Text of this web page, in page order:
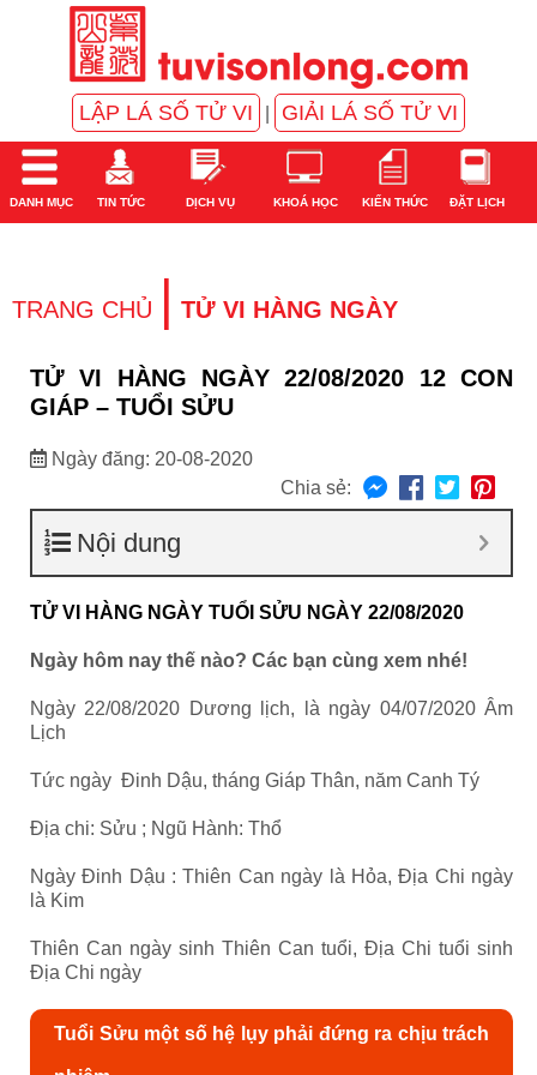
LẬP LÁ SỐ TỬ VI GIẢI LÁ SỐ TỬ VI
DANH MỤC TIN TỨC DỊCH VỤ KHOÁ HỌC KIẾN THỨC ĐẶT LỊCH
TRANG CHỦ | TỬ VI HÀNG NGÀY
TỬ VI HÀNG NGÀY 22/08/2020 12 CON
GIÁP – TUỔI SỬU
Ngày đăng: 20-08-2020
Chia sẻ:
Nội dung
TỬ VI HÀNG NGÀY TUỔI SỬU NGÀY 22/08/2020
Ngày hôm nay thế nào? Các bạn cùng xem nhé!
Ngày 22/08/2020 Dương lịch, là ngày 04/07/2020 Âm
Lịch
Tức ngày Đinh Dậu, tháng Giáp Thân, năm Canh Tý
Địa chi: Sửu ; Ngũ Hành: Thổ
Ngày Đinh Dậu : Thiên Can ngày là Hỏa, Địa Chi ngày
là Kim
Thiên Can ngày sinh Thiên Can tuổi, Địa Chi tuổi sinh
Địa Chi ngày
Tuổi Sửu một số hệ lụy phải đứng ra chịu trách